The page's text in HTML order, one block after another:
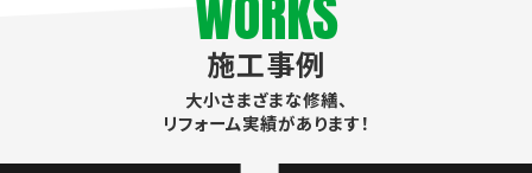
施工事例
大小さまざまな修繕、
リフォーム実績があります！